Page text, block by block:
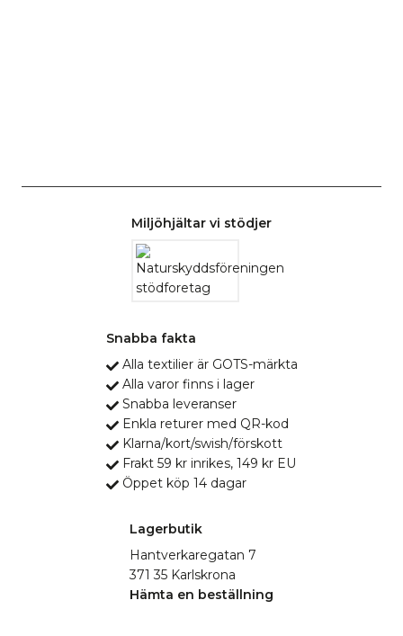
Miljöhjältar vi stödjer
Snabba fakta
Alla textilier är GOTS-märkta
Alla varor finns i lager
Snabba leveranser
Enkla returer med QR-kod
Klarna/kort/swish/förskott
Frakt 59 kr inrikes, 149 kr EU
Öppet köp 14 dagar
Lagerbutik
Hantverkaregatan 7
371 35 Karlskrona
Hämta en beställning